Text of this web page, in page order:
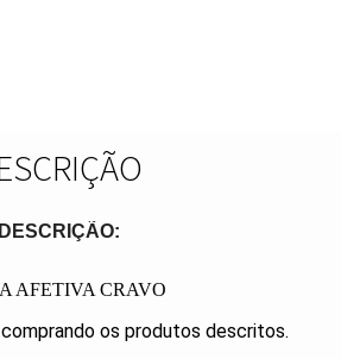
DESCRIÇÃO:
AFETIVA CRAVO
os produtos descritos.